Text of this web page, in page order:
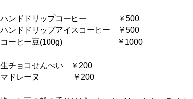
ハンドドリップコーヒー　　　　￥500
ハンドドリップアイスコーヒー　￥500
コーヒー豆(100g)　　　　　　　￥1000
生チョコせんべい　￥200
マドレーヌ　　　　 ￥200